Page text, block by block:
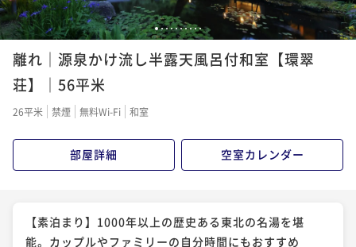
【春夏限定】季節の特別料理！山形牛尽くし会席
二食付き 現地決済可 事前決済可
IN 15:00 - 18:00 OUT10:00
【スタンダードプラン】四季を味わう会席と心和む温
泉で癒される安らぎのひととき（1泊2食）
二食付き 現地決済可
二食付き 現地決済可 事前決済可
IN 15:00 - 18:00 OUT10:00
12345678910
離れ｜源泉かけ流し半露天風呂付和室【環翠
荘】｜56平米
26平米 禁煙 無料Wi-Fi 和室
部屋詳細 空室カレンダー
【素泊まり】1000年以上の歴史ある東北の名湯を堪
能。カップルやファミリーの自分時間にもおすすめ